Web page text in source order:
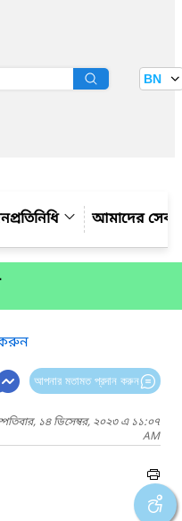
BN
আমাদের সেবা
করুন
আপনার মতামত প্রদান করুন
১৪ ডিসেম্বর, ২০২৩ এ ১১:০৭
AM